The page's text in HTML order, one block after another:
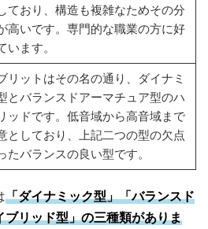
ており、構造も複雑なためその分
高いです。専門的な職業の方に好
います。
リットはその名の通り、ダイナミ
とバランスドアーマチュア型のハ
ッドです。低音域から高音域まで
としており、上記二つの型の欠点
たバランスの良い型です。
「ダイナミック型」「バランスド
リッド型」の三種類がありま